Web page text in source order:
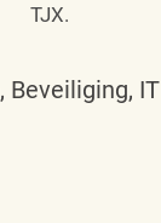
TJX.
, Beveiliging, IT